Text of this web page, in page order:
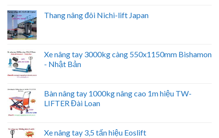
Thang nâng đôi Nichi-lift Japan
Xe nâng tay 3000kg càng 550x1150mm Bishamon
- Nhật Bản
Bàn nâng tay 1000kg nâng cao 1m hiệu TW-
LIFTER Đài Loan
Xe nâng tay 3,5 tấn hiệu Eoslift